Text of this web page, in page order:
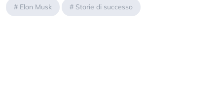
# Elon Musk # Storie di successo